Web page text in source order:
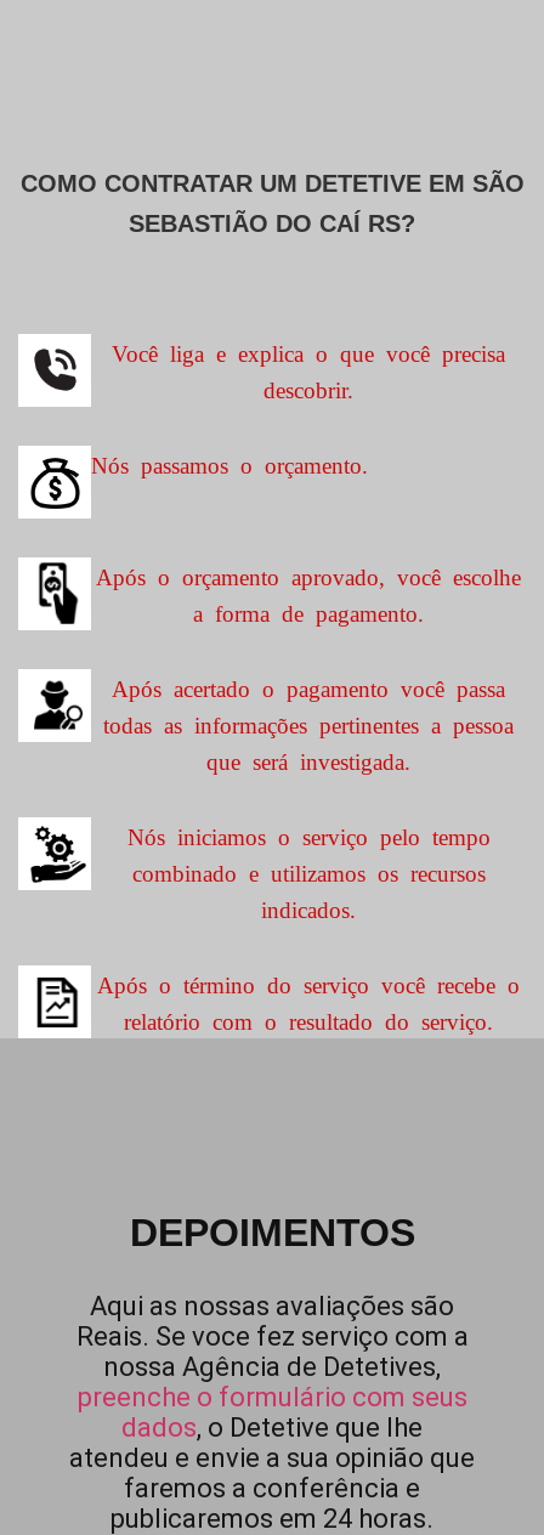
COMO CONTRATAR UM DETETIVE EM SÃO
SEBASTIÃO DO CAÍ RS?
Você liga e explica o que você precisa
descobrir.
Nós passamos o orçamento.
Após o orçamento aprovado, você escolhe
a forma de pagamento.
Após acertado o pagamento você passa
todas as informações pertinentes a pessoa
que será investigada.
Nós iniciamos o serviço pelo tempo
combinado e utilizamos os recursos
indicados.
Após o término do serviço você recebe o
relatório com o resultado do serviço.
DEPOIMENTOS
Aqui as nossas avaliações são
Reais. Se voce fez serviço com a
nossa Agência de Detetives,
preenche o formulário com seus
dados, o Detetive que lhe
atendeu e envie a sua opinião que
faremos a conferência e
publicaremos em 24 horas.